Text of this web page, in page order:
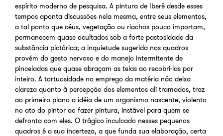
espírito moderno de pesquisa. A pintura de Iberê desde esses
tempos aponta discussões nela mesma, entre seus elementos,
a tal ponto que céus, vegetação ou riachos pouco importam,
permanecem quase ocultados sob a forte pastosidade da
substância pictórica; a inquietude sugerida nos quadros
provém do gesto nervoso e do manejo intermitente de
pinceladas que quase abraçam as telas ao recobri-las por
inteiro. A tortuosidade no emprego da matéria não deixa
clareza quanto à percepção dos elementos ali tramados, traz
ao primeiro plano a idéia de um organismo nascente, violento
no ato do pintor ao fazer pintura, instável para quem se
defronta com eles. O trágico inculcado nesses pequenos
quadros é a sua incerteza, a que funda sua elaboração, certa